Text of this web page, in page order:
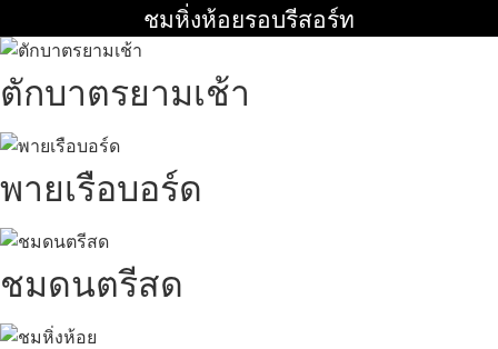
อ่านเพิ่ม
ชมหิ่งห้อยรอบรีสอร์ท
ตักบาตรยามเช้า
พายเรือบอร์ด
ชมดนตรีสด